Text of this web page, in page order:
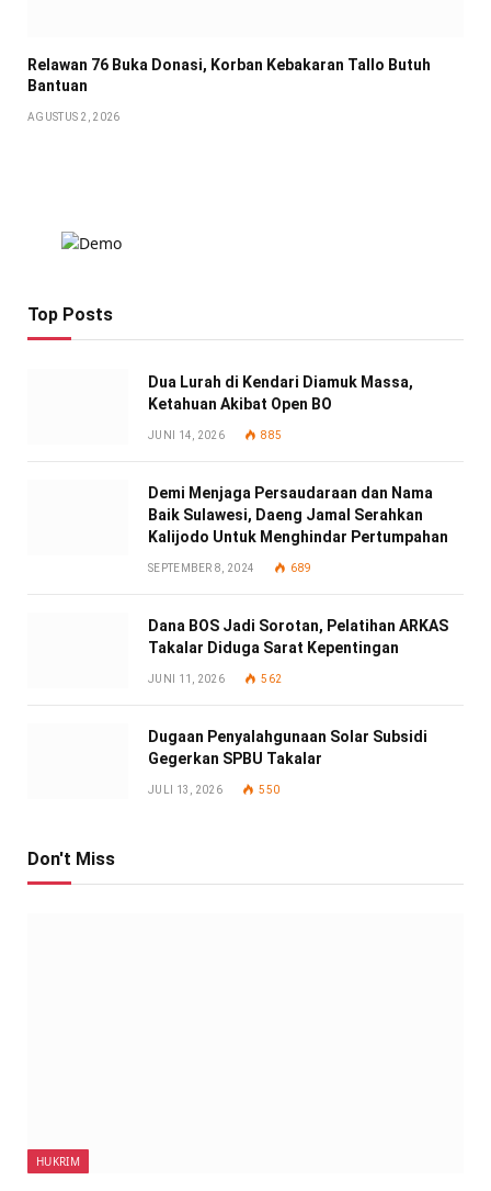
Relawan 76 Buka Donasi, Korban Kebakaran Tallo Butuh
Bantuan
AGUSTUS 2, 2026
Top Posts
Dua Lurah di Kendari Diamuk Massa,
Ketahuan Akibat Open BO
JUNI 14, 2026 885
Demi Menjaga Persaudaraan dan Nama
Baik Sulawesi, Daeng Jamal Serahkan
Kalijodo Untuk Menghindar Pertumpahan
SEPTEMBER 8, 2024 689
Dana BOS Jadi Sorotan, Pelatihan ARKAS
Takalar Diduga Sarat Kepentingan
JUNI 11, 2026 562
Dugaan Penyalahgunaan Solar Subsidi
Gegerkan SPBU Takalar
JULI 13, 2026 550
Don't Miss
HUKRIM